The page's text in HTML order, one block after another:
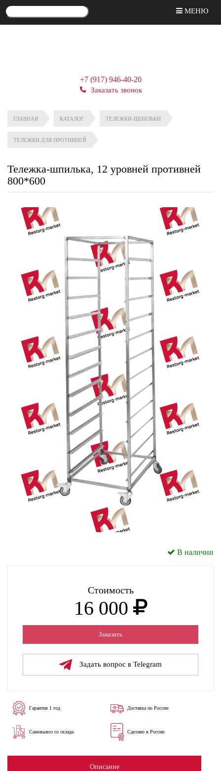
МЕНЮ
+7 (917) 946-40-20
Заказать звонок
ГЛАВНАЯ КАТАЛОГ ТЕЛЕЖКИ-ШПИЛЬКИ
ТЕЛЕЖКИ ДЛЯ ПРОТИВНЕЙ
Тележка-шпилька, 12 уровней противней
800*600
В наличии
Стоимость
16 000
Заказать
Задать вопрос в Telegram
Гарантия 1 год Доставка по России
Самовывоз со склада Сделано в России
Описание